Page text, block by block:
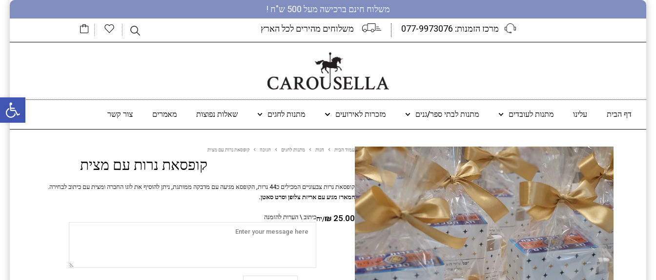
פתח סרגל נגישות
משלוח חינם ברכישה מעל 500 ש"ח !
מרכז הזמנות: 077-9973076 משלוחים מהירים לכל הארץ
דף הבית עלינו מתנות לעובדים מתנות לבתי ספר/גנים מזכרות לאירועים מתנות לחגים שאלות נפוצות מאמרים צור קשר
עמוד הבית חנות מתנות לחגים חנוכה קופסאת נרות עם מצית
קופסאת נרות עם מצית
₪ 25.00 /יחכיתוב \ הערות להזמנה
קופסאת נרות צבעוניים המכילים כ44 נרות, הקופסא מגיעה עם מדבקה ממותגת, ניתן להוסיף את לוגו החברה ומצית עם כיתוב לבחירה.
המארז מגיע עם אריזת צלופן וסרט סאטן.